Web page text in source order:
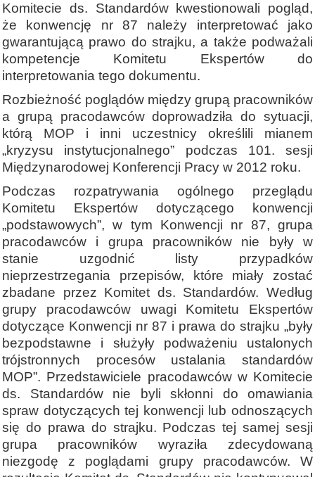
Komitecie ds. Standardów kwestionowali pogląd,
że konwencję nr 87 należy interpretować jako
gwarantującą prawo do strajku, a także podważali
kompetencje Komitetu Ekspertów do
interpretowania tego dokumentu.
Rozbieżność poglądów między grupą pracowników
a grupą pracodawców doprowadziła do sytuacji,
którą MOP i inni uczestnicy określili mianem
„kryzysu instytucjonalnego” podczas 101. sesji
Międzynarodowej Konferencji Pracy w 2012 roku.
Podczas rozpatrywania ogólnego przeglądu
Komitetu Ekspertów dotyczącego konwencji
„podstawowych”, w tym Konwencji nr 87, grupa
pracodawców i grupa pracowników nie były w
stanie uzgodnić listy przypadków
nieprzestrzegania przepisów, które miały zostać
zbadane przez Komitet ds. Standardów. Według
grupy pracodawców uwagi Komitetu Ekspertów
dotyczące Konwencji nr 87 i prawa do strajku „były
bezpodstawne i służyły podważeniu ustalonych
trójstronnych procesów ustalania standardów
MOP”. Przedstawiciele pracodawców w Komitecie
ds. Standardów nie byli skłonni do omawiania
spraw dotyczących tej konwencji lub odnoszących
się do prawa do strajku. Podczas tej samej sesji
grupa pracowników wyraziła zdecydowaną
niezgodę z poglądami grupy pracodawców. W